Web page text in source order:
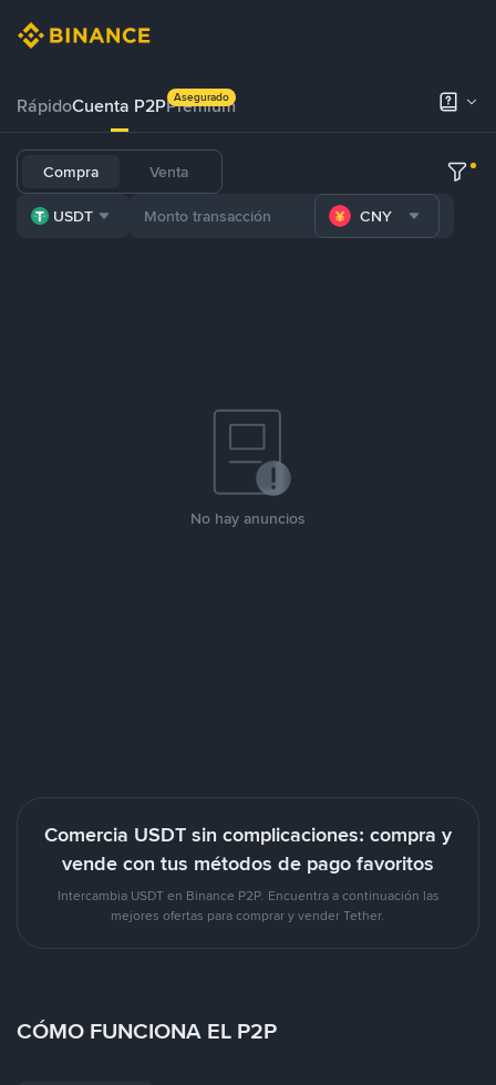
RápidoCuenta P2PPrémium
Asegurado
Compra Venta
USDT CNY
No hay anuncios
Comercia USDT sin complicaciones: compra y
vende con tus métodos de pago favoritos
Intercambia USDT en Binance P2P. Encuentra a continuación las
mejores ofertas para comprar y vender Tether.
CÓMO FUNCIONA EL P2P